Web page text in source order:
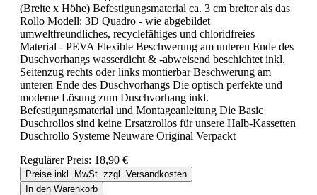
(Breite x Höhe) Befestigungsmaterial ca. 3 cm breiter als das
Rollo Modell: 3D Quadro - wie abgebildet
umweltfreundliches, recyclefähiges und chloridfreies
Material - PEVA Flexible Beschwerung am unteren Ende des
Duschvorhangs wasserdicht & -abweisend beschichtet inkl.
Seitenzug rechts oder links montierbar Beschwerung am
unteren Ende des Duschvorhangs Die optisch perfekte und
moderne Lösung zum Duschvorhang inkl.
Befestigungsmaterial und Montageanleitung Die Basic
Duschrollos sind keine Ersatzrollos für unsere Halb-Kassetten
Duschrollo Systeme Neuware Original Verpackt
Regulärer Preis: 18,90 €
Preise inkl. MwSt. zzgl. Versandkosten
In den Warenkorb